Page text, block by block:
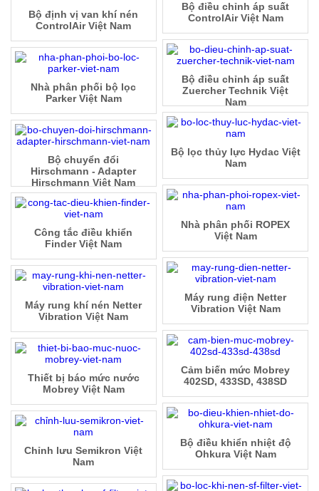
Bộ điều chỉnh áp suất
ControlAir Việt Nam
Bộ định vị van khí nén
ControlAir Việt Nam
Bộ điều chỉnh áp suất
Zuercher Technik Việt
Nam
Nhà phân phối bộ lọc
Parker Việt Nam
Bộ lọc thủy lực Hydac Việt
Nam
Bộ chuyển đổi
Hirschmann - Adapter
Hirschmann Việt Nam
Nhà phân phối ROPEX
Việt Nam
Công tắc điều khiển
Finder Việt Nam
Máy rung điện Netter
Vibration Việt Nam
Máy rung khí nén Netter
Vibration Việt Nam
Cảm biến mức Mobrey
402SD, 433SD, 438SD
Thiết bị báo mức nước
Mobrey Việt Nam
Bộ điều khiển nhiệt độ
Ohkura Việt Nam
Chỉnh lưu Semikron Việt
Nam